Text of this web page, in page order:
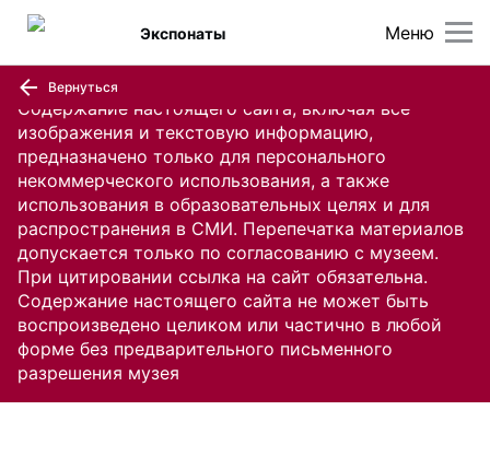
Содержание настоящего сайта, включая все
изображения и текстовую информацию,
предназначено только для персонального
некоммерческого использования, а также
использования в образовательных целях и для
распространения в СМИ. Перепечатка материалов
допускается только по согласованию с музеем.
При цитировании ссылка на сайт обязательна.
Содержание настоящего сайта не может быть
воспроизведено целиком или частично в любой
форме без предварительного письменного
разрешения музея
Меню
Экспонаты
Вернуться